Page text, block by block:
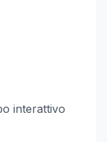
interattivo